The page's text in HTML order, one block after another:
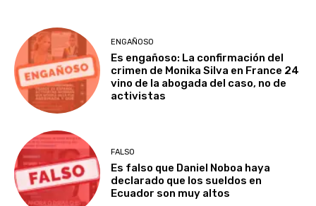
ENGAÑOSO
Es engañoso: La confirmación del
crimen de Monika Silva en France 24
vino de la abogada del caso, no de
activistas
FALSO
Es falso que Daniel Noboa haya
declarado que los sueldos en
Ecuador son muy altos